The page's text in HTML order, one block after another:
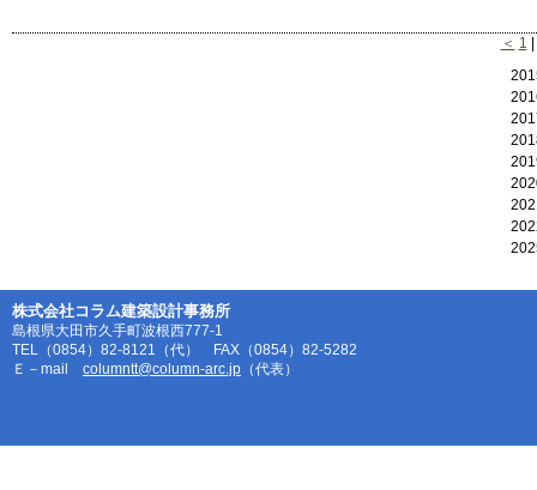
＜ 1
株式会社コラム建築設計事務所
島根県大田市久手町波根西777-1
TEL（0854）82-8121（代） FAX（0854）82-5282
Ｅ－mail columntt@column-arc.jp （代表）